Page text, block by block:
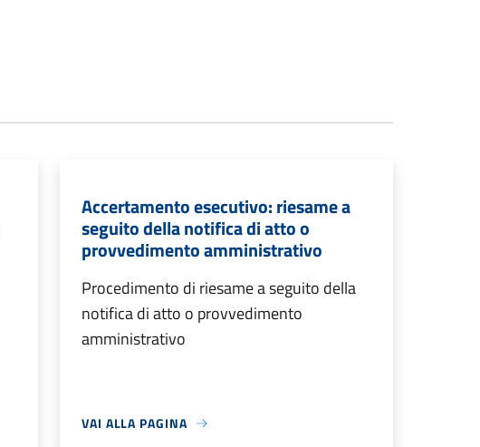
Accertamento esecutivo: riesame a
seguito della notifica di atto o
provvedimento amministrativo
Procedimento di riesame a seguito della
notifica di atto o provvedimento
amministrativo
VAI ALLA PAGINA